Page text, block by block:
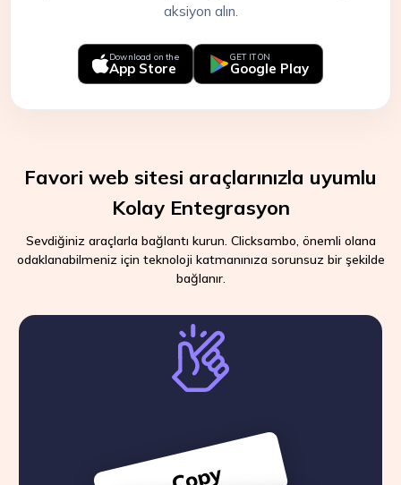
aksiyon alın.
Download on the
App Store
GET IT ON
Google Play
Favori web sitesi araçlarınızla uyumlu
Kolay Entegrasyon
Sevdiğiniz araçlarla bağlantı kurun. Clicksambo, önemli olana
odaklanabilmeniz için teknoloji katmanınıza sorunsuz bir şekilde
bağlanır.